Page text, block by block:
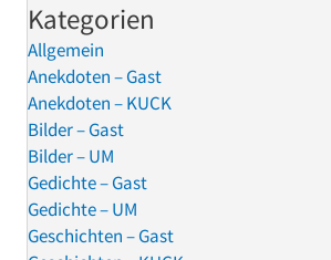
Kategorien
Allgemein
Anekdoten – Gast
Anekdoten – KUCK
Bilder – Gast
Bilder – UM
Gedichte – Gast
Gedichte – UM
Geschichten – Gast